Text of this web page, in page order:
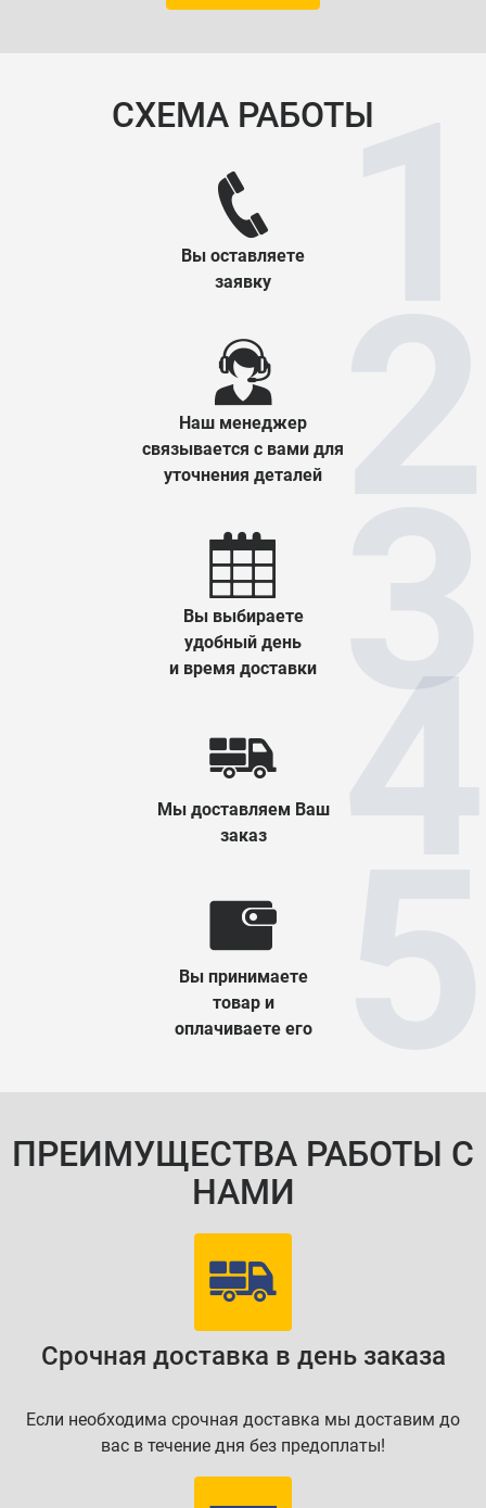
СХЕМА РАБОТЫ
Вы оставляете
заявку
Наш менеджер
связывается с вами для
уточнения деталей
Вы выбираете
удобный день
и время доставки
Мы доставляем Ваш
заказ
Вы принимаете
товар и
оплачиваете его
ПРЕИМУЩЕСТВА РАБОТЫ С
НАМИ
Срочная доставка в день заказа
Если необходима срочная доставка мы доставим до
вас в течение дня без предоплаты!